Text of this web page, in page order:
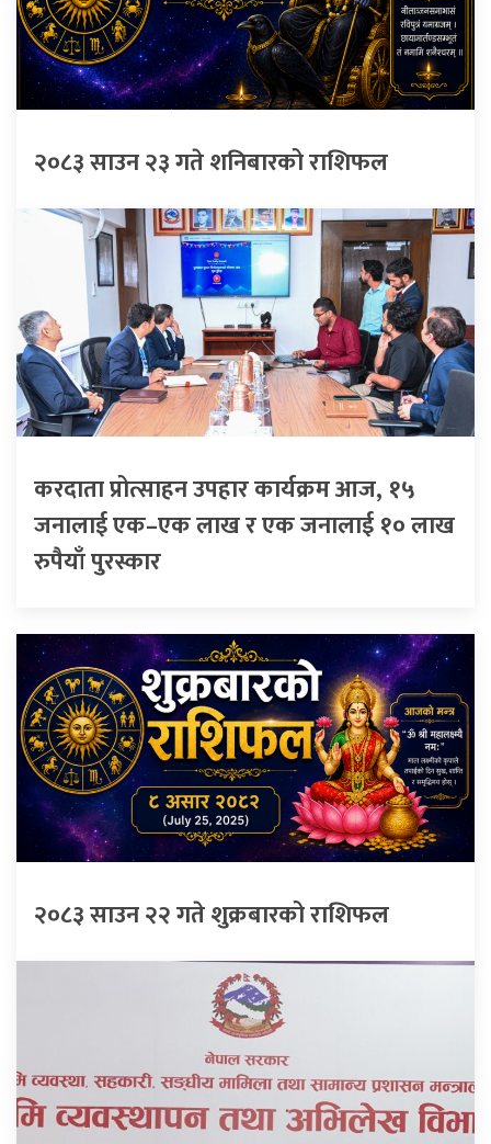
२०८३ साउन २३ गते शनिबारको राशिफल
करदाता प्रोत्साहन उपहार कार्यक्रम आज, १५
जनालाई एक–एक लाख र एक जनालाई १० लाख
रुपैयाँ पुरस्कार
२०८३ साउन २२ गते शुक्रबारको राशिफल